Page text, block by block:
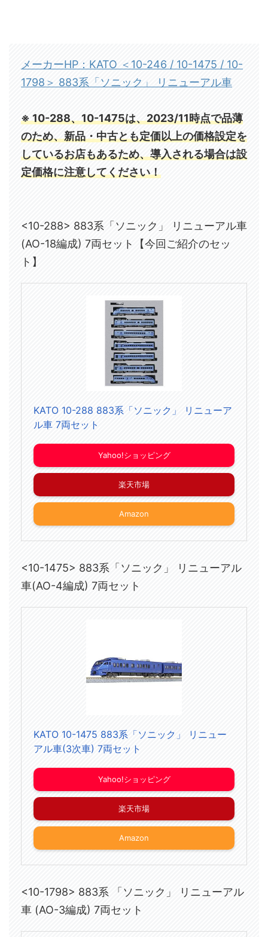
メーカーHP：KATO ＜10-246 / 10-1475 / 10-
1798＞ 883系「ソニック」 リニューアル車
※ 10-288、10-1475は、2023/11時点で品薄
のため、新品・中古とも定価以上の価格設定を
しているお店もあるため、導入される場合は設
定価格に注意してください！
<10-288> 883系「ソニック」 リニューアル車
(AO-18編成) 7両セット【今回ご紹介のセッ
ト】
KATO 10-288 883系「ソニック」 リニューア
ル車 7両セット
Yahoo!ショッピング
楽天市場
Amazon
<10-1475> 883系「ソニック」 リニューアル
車(AO-4編成) 7両セット
KATO 10-1475 883系「ソニック」 リニュー
アル車(3次車) 7両セット
Yahoo!ショッピング
楽天市場
Amazon
<10-1798> 883系 「ソニック」 リニューアル
車 (AO-3編成) 7両セット